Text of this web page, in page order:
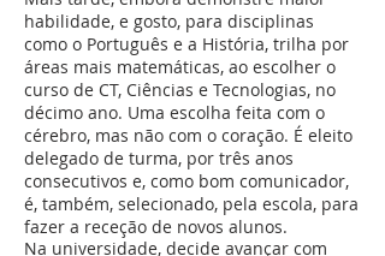
habilidade, e gosto, para disciplinas
como o Português e a História, trilha por
áreas mais matemáticas, ao escolher o
curso de CT, Ciências e Tecnologias, no
décimo ano. Uma escolha feita com o
cérebro, mas não com o coração. É eleito
delegado de turma, por três anos
consecutivos e, como bom comunicador,
é, também, selecionado, pela escola, para
fazer a receção de novos alunos.
Na universidade, decide avançar com